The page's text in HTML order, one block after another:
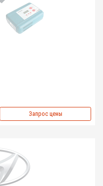
Запрос цены